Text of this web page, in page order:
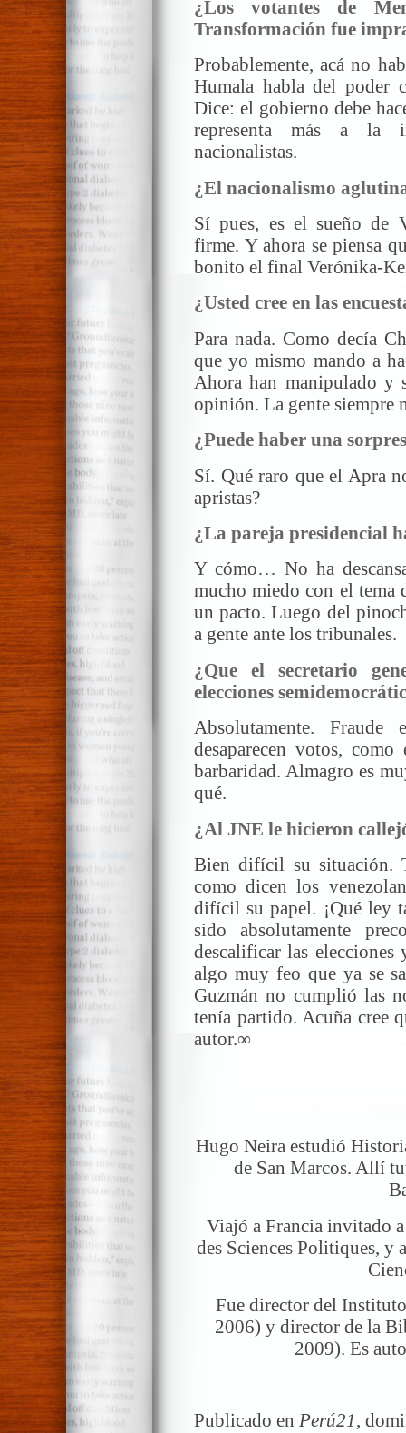
¿Los votantes de
Transformación fue
Probablemente, acá no
Humala habla del poder
Dice: el gobierno debe
representa más a la
nacionalistas.
¿El nacionalismo
Sí pues, es el sueño de
firme. Y ahora se piensa
bonito el final Verónika-
¿Usted cree en las
Para nada. Como decía
que yo mismo mando a
Ahora han manipulado y
opinión. La gente siempre
¿Puede haber una
Sí. Qué raro que el Apra
apristas?
¿La pareja presidencial
Y cómo… No ha
mucho miedo con el tema
un pacto. Luego del
a gente ante los tribunales.
¿Que el secretario
elecciones
Absolutamente.
desaparecen votos,
barbaridad. Almagro es
qué.
¿Al JNE le hicieron
Bien difícil su situación.
como dicen los
difícil su papel. ¡Qué ley
sido absolutamente
descalificar las
algo muy feo que ya se
Guzmán no cumplió las
tenía partido. Acuña cree
autor.∞
Hugo Neira estudió
de San Marcos. Allí
Viajó a Francia invitado
des Sciences Politiques, y
Fue director del
2006) y director de la
2009). Es
Publicado en Perú21,